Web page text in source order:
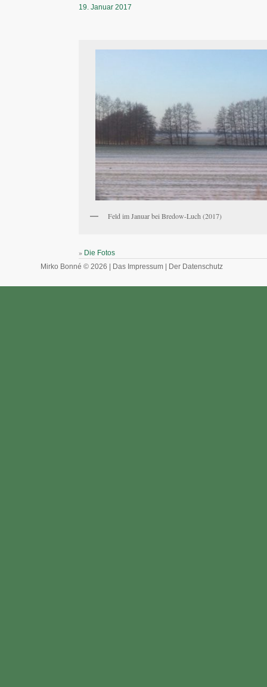
19. Januar 2017
Feld im Januar bei Bredow-Luch (2017)
» Die Fotos
Mirko Bonné © 2026 |
Das Impressum Der Datenschutz